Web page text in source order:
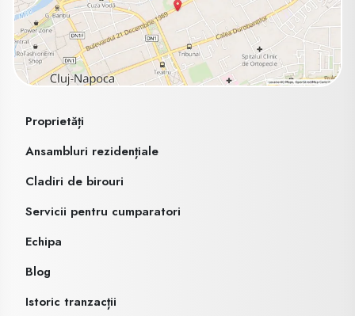
Proprietăți
Ansambluri rezidențiale
Cladiri de birouri
Servicii pentru cumparatori
Echipa
Blog
Istoric tranzacții